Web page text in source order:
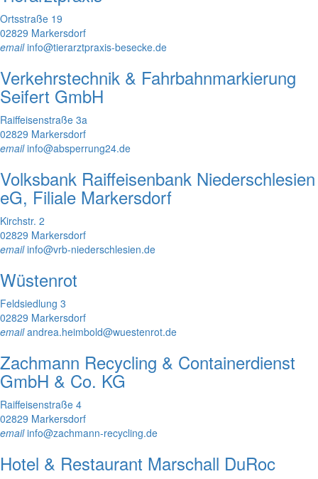
Ortsstraße 19
02829 Markersdorf
emailinfo@tierarztpraxis-besecke.de
Verkehrstechnik & Fahrbahnmarkierung
Seifert GmbH
Raiffeisenstraße 3a
02829 Markersdorf
emailinfo@absperrung24.de
Volksbank Raiffeisenbank Niederschlesien
eG, Filiale Markersdorf
Kirchstr. 2
02829 Markersdorf
emailinfo@vrb-niederschlesien.de
Wüstenrot
Feldsiedlung 3
02829 Markersdorf
emailandrea.heimbold@wuestenrot.de
Zachmann Recycling & Containerdienst
GmbH & Co. KG
Raiffeisenstraße 4
02829 Markersdorf
emailinfo@zachmann-recycling.de
Hotel & Restaurant Marschall DuRoc